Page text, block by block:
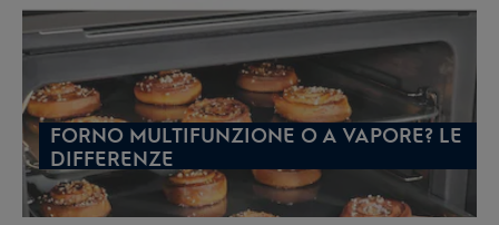
FORNO MULTIFUNZIONE O A VAPORE? LE
DIFFERENZE